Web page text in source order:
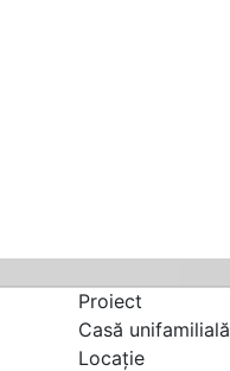
Proiect
Casă unifamilială
Locaţie